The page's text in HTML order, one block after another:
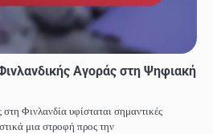
Αγοράς στη Ψηφιακή
Φινλανδία υφίσταται σημαντικές
μια στροφή προς την